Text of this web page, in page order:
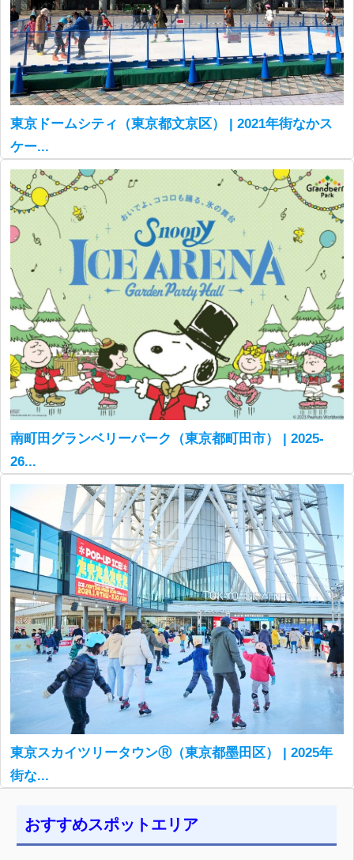
東京ドームシティ（東京都文京区） | 2021年街なかス
ケー...
南町田グランベリーパーク（東京都町田市） | 2025-
26...
東京スカイツリータウンⓇ（東京都墨田区） | 2025年
街な...
おすすめスポットエリア